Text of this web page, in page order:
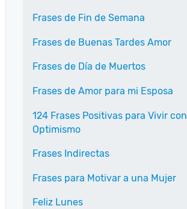
Frases de Fin de Semana
Frases de Buenas Tardes Amor
Frases de Día de Muertos
Frases de Amor para mi Esposa
124 Frases Positivas para Vivir con
Optimismo
Frases Indirectas
Frases para Motivar a una Mujer
Feliz Lunes